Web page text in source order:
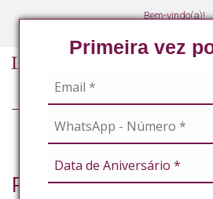
Primeira vez
Bem-vindo(a)!
Pesquisando por